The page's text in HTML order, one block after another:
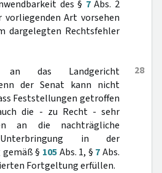
des § 7Abs. 2
vorliegenden Art vorsehen
dargelegten Rechtsfehler
28
das Landgericht
der Senat kann nicht
Feststellungen getroffen
die - zu Recht - sehr
an die nachträgliche
in der
§ 105Abs. 1, § 7Abs.
Fortgeltung erfüllen.